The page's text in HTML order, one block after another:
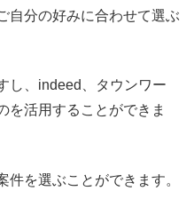
自分の好みに合わせて選ぶ
し、indeed、タウンワー
を活用することができま
を選ぶことができます。